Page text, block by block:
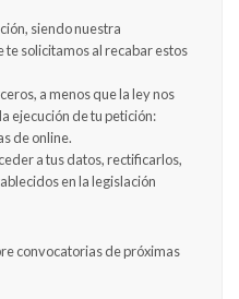
siendo nuestra
solicitamos al recabar estos
a menos que la ley nos
ejecución de tu petición:
de online.
a tus datos, rectificarlos,
en la legislación
convocatorias de próximas